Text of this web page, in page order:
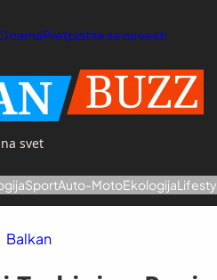
namaPretplatite se na vesti
svet
SportAuto-MotoEkologija
Balkan